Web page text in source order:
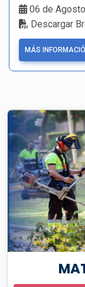
06 de
Descargar
MÁS